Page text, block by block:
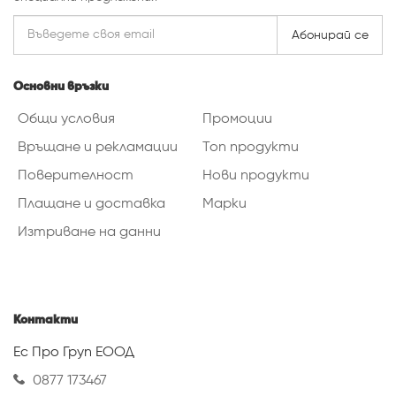
Абонирай се
Основни връзки
Общи условия
Връщане и рекламации
Поверителност
Плащане и доставка
Изтриване на данни
Промоции
Топ продукти
Нови продукти
Марки
Контакти
Ес Про Груп ЕООД
0877 173467